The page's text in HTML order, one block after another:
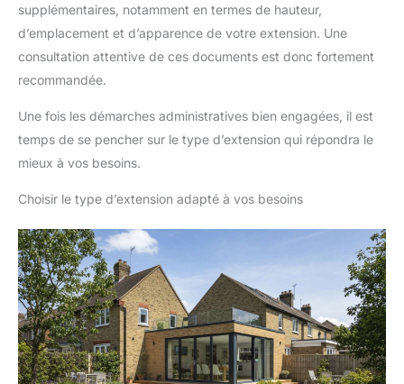
supplémentaires, notamment en termes de hauteur,
d’emplacement et d’apparence de votre extension. Une
consultation attentive de ces documents est donc fortement
recommandée.
Une fois les démarches administratives bien engagées, il est
temps de se pencher sur le type d’extension qui répondra le
mieux à vos besoins.
Choisir le type d’extension adapté à vos besoins